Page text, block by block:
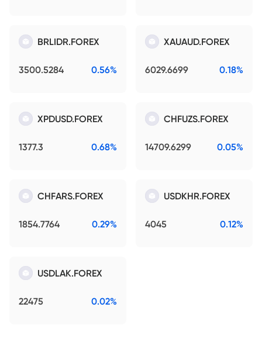
BRLIDR.FOREX
3500.5284 0.56%
XAUAUD.FOREX
6029.6699 0.18%
XPDUSD.FOREX
1377.3 0.68%
CHFUZS.FOREX
14709.6299 0.05%
CHFARS.FOREX
1854.7764 0.29%
USDKHR.FOREX
4045 0.12%
USDLAK.FOREX
22475 0.02%